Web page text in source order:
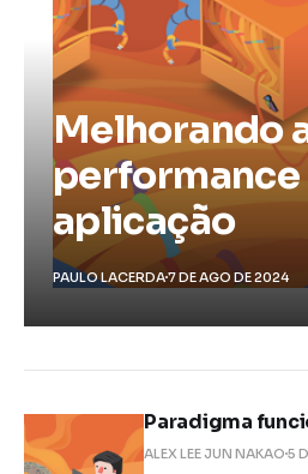
Melhorando
performance
aplicação
PAULO LACERDA7 DE AGO DE 2024
Paradigma
ALEX LEE JUN NAKAO 5